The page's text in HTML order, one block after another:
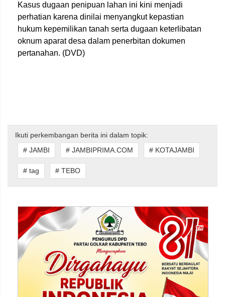
Kasus dugaan penipuan lahan ini kini menjadi
perhatian karena dinilai menyangkut kepastian
hukum kepemilikan tanah serta dugaan keterlibatan
oknum aparat desa dalam penerbitan dokumen
pertanahan. (DVD)
Ikuti perkembangan berita ini dalam topik:
# JAMBI
# JAMBIPRIMA.COM # KOTAJAMBI
# tag # TEBO